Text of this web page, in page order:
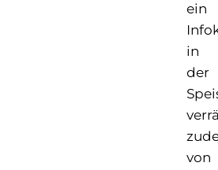
ein
in
der
von